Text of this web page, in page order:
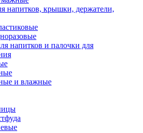
напитков, крышки, держатели,
напитков и палочки для
и влажные